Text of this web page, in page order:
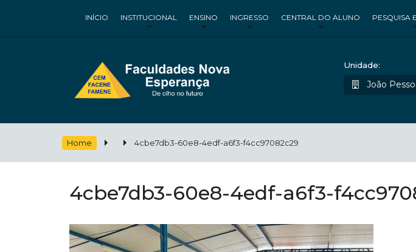
INÍCIO INSTITUCIONAL ENSINO INGRESSO CENTRAL DO ALUNO PESQUISA
Unidade:
João
Home 4cbe7db3-60e8-4edf-a6f3-f4cc97082c29
4cbe7db3-60e8-4edf-a6f3-